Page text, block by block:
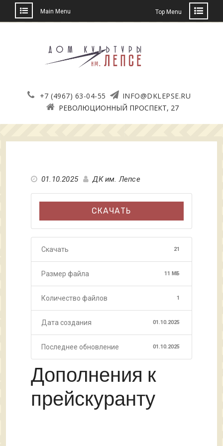
Main Menu Top Menu
+7 (4967) 63-04-55
INFO@DKLEPSE.RU
РЕВОЛЮЦИОННЫЙ ПРОСПЕКТ, 27
01.10.2025 ДК им. Лепсе
СКАЧАТЬ
Скачать 21
Размер файла 11 МБ
Количество файлов 1
Дата создания 01.10.2025
Последнее обновление 01.10.2025
Дополнения к
прейскуранту